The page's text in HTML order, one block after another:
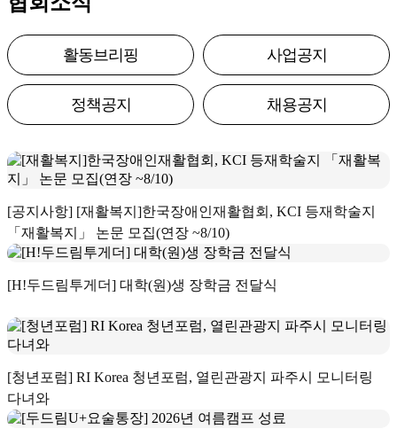
활동브리핑 사업공지
정책공지 채용공지
[공지사항] [재활복지]한국장애인재활협회, KCI 등재학술지
「재활복지」 논문 모집(연장 ~8/10)
[H!두드림투게더] 대학(원)생 장학금 전달식
[청년포럼] RI Korea 청년포럼, 열린관광지 파주시 모니터링
다녀와